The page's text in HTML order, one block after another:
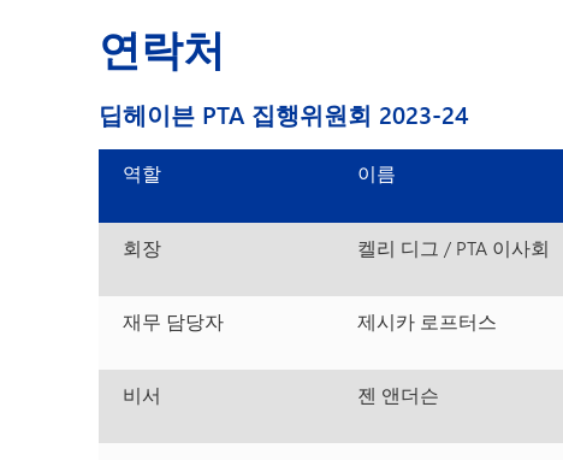
직원 명단
연락처
딥헤이븐 PTA 집행위원회 2023-24
역할 이름
회장 켈리 디그 / PTA 이사회
재무 담당자 제시카 로프터스
비서 젠 앤더슨